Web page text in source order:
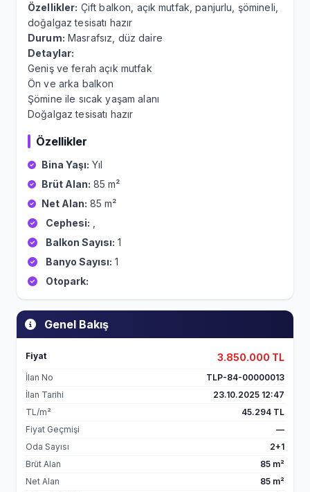
Genel Bakış
Fiyat 3.850.000 TL
İlan No
TLP-84-00000013
İlan Tarihi
23.10.2025 12:47
TL/m²
45.294 TL
Fiyat Geçmişi
—
Oda Sayısı
2+1
Brüt Alan
85 m²
Net Alan
85 m²
Özellikler: Çift balkon, açık mutfak, panjurlu, şömineli,
doğalgaz tesisatı hazır
Durum: Masrafsız, düz daire
Detaylar:
Geniş ve ferah açık mutfak
Ön ve arka balkon
Şömine ile sıcak yaşam alanı
Doğalgaz tesisatı hazır
Özellikler
Bina Yaşı: Yıl
Brüt Alan: 85 m²
Net Alan: 85 m²
Cephesi:
Balkon Sayısı: 1
Banyo Sayısı: 1
Otopark: